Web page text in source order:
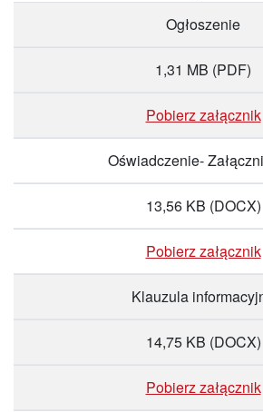
Ogłoszenie
1,31 MB (PDF)
Pobierz załącznik
Oświadczenie-
13,56 KB (DOCX)
Pobierz załącznik
Klauzula
14,75 KB (DOCX)
Pobierz załącznik